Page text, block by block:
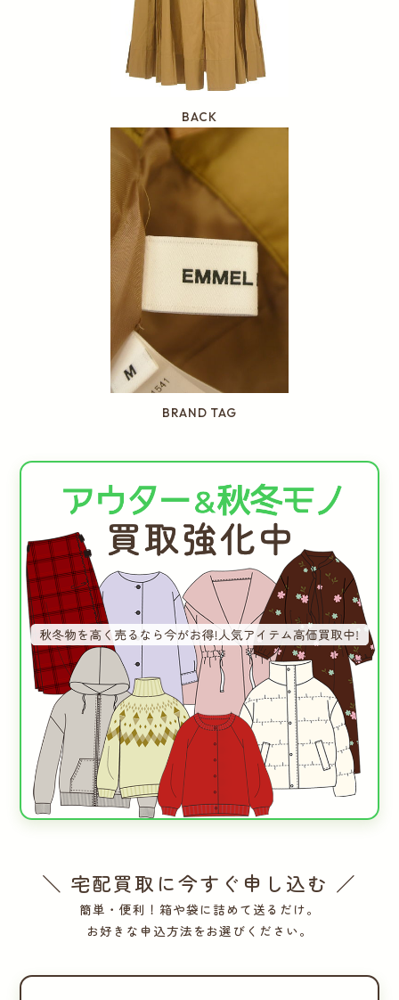
BACK
BRAND TAG
＼ 宅配買取に今すぐ申し込む ／
簡単・便利！箱や袋に詰めて送るだけ。
お好きな申込方法をお選びください。